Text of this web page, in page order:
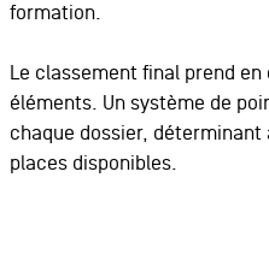
formation.
Le classement final prend
éléments. Un système de
chaque dossier, déterminant
places disponibles.